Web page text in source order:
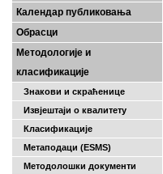
Календар публиковања
Обрасци
Методологије и
класификације
Знакови и скраћенице
Извјештаји о квалитету
Класификације
Метаподаци (ESMS)
Методолошки документи